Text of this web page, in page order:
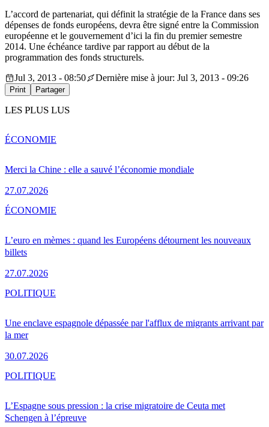
L’accord de partenariat, qui définit la stratégie de la France dans ses
dépenses de fonds européens, devra être signé entre la Commission
européenne et le gouvernement d’ici la fin du premier semestre
2014. Une échéance tardive par rapport au début de la
programmation des fonds structurels.
Jul 3, 2013 - 08:50
Dernière mise à jour: Jul 3, 2013 - 09:26
Print Partager
LES PLUS LUS
Merci la Chine : elle a sauvé l’économie mondiale
27.07.2026
ÉCONOMIE
L’euro en mèmes : quand les Européens détournent les nouveaux
billets
27.07.2026
ÉCONOMIE
Une enclave espagnole dépassée par l'afflux de migrants arrivant par
la mer
30.07.2026
POLITIQUE
L’Espagne sous pression : la crise migratoire de Ceuta met
Schengen à l’épreuve
POLITIQUE